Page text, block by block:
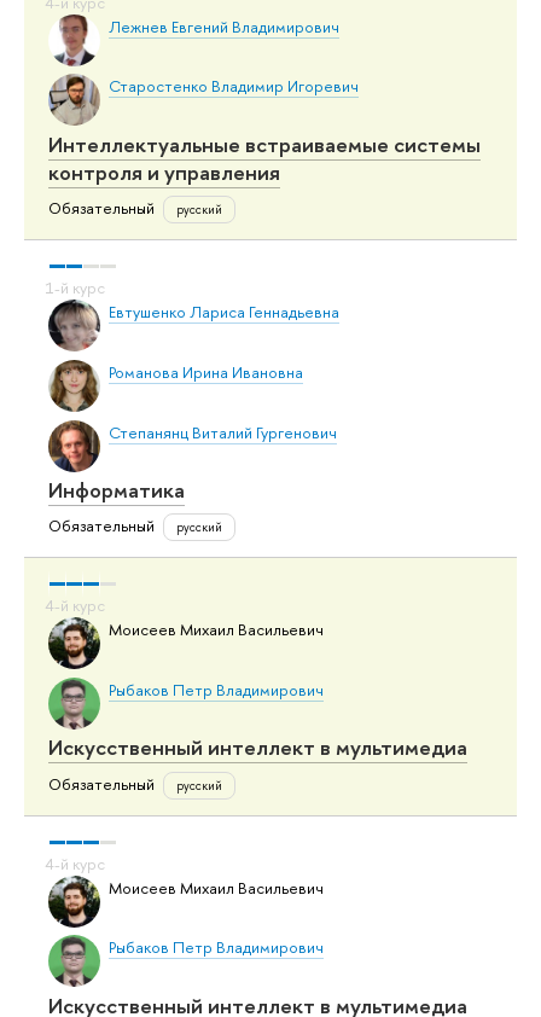
Лежнев Евгений Владимирович
Старостенко Владимир Игоревич
Интеллектуальные встраиваемые системы
контроля и управления
Обязательный русский
Евтушенко Лариса Геннадьевна
Романова Ирина Ивановна
Степанянц Виталий Гургенович
Информатика
Обязательный русский
Моисеев Михаил Васильевич
Рыбаков Петр Владимирович
Искусственный интеллект в мультимедиа
Обязательный русский
Моисеев Михаил Васильевич
Рыбаков Петр Владимирович
Искусственный интеллект в мультимедиа